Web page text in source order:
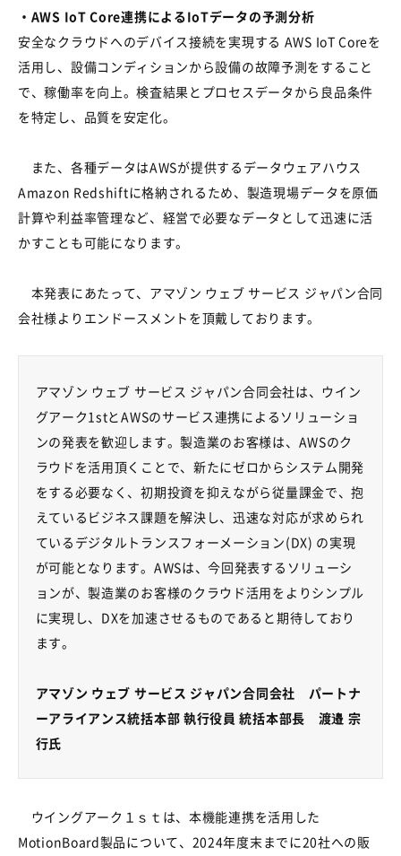
・AWS IoT Core連携によるIoTデータの予測分析
安全なクラウドへのデバイス接続を実現する AWS IoT Coreを
活用し、設備コンディションから設備の故障予測をすること
で、稼働率を向上。検査結果とプロセスデータから良品条件
を特定し、品質を安定化。
また、各種データはAWSが提供するデータウェアハウス
Amazon Redshiftに格納されるため、製造現場データを原価
計算や利益率管理など、経営で必要なデータとして迅速に活
かすことも可能になります。
本発表にあたって、アマゾン ウェブ サービス ジャパン合同
会社様よりエンドースメントを頂戴しております。
アマゾン ウェブ サービス ジャパン合同会社は、ウイン
グアーク1stとAWSのサービス連携によるソリューショ
ンの発表を歓迎します。製造業のお客様は、 AWSのク
ラウドを活用頂くことで、新たにゼロからシステム開発
をする必要なく、初期投資を抑えながら従量課金で、抱
えているビジネス課題を解決し、迅速な対応が求められ
ているデジタルトランスフォーメーション(DX) の実現
が可能となります。 AWSは、今回発表するソリューシ
ョンが、製造業のお客様のクラウド活用をよりシンプル
に実現し、 DXを加速させるものであると期待しており
ます。
アマゾン ウェブ サービス ジャパン合同会社 パートナ
ーアライアンス統括本部 執行役員 統括本部長 渡邉 宗
行氏
ウイングアーク１ｓｔは、本機能連携を活用した
MotionBoard製品について、 2024年度末までに20社への販